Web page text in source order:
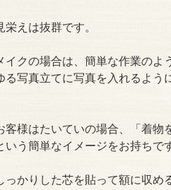
えは抜群です。
イクの場合は、簡単な作業のよ
る写真立てに写真を入れるよう
客様はたいていの場合、「着物
いう簡単なイメージをお持ちで
っかりした芯を貼って額に収め